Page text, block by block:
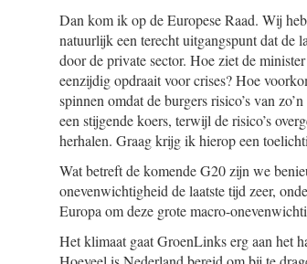
Dan kom ik op de Europese Raad. Wij
natuurlijk een terecht uitgangspunt dat de
door de private sector. Hoe ziet de
eenzijdig opdraait voor crises? Hoe
spinnen omdat de burgers risico’s van
een stijgende koers, terwijl de risico’s
herhalen. Graag krijg ik hierop een
Wat betreft de komende G20 zijn we
onevenwichtigheid de laatste tijd zeer,
Europa om deze grote macro-
Het klimaat gaat GroenLinks erg aan het